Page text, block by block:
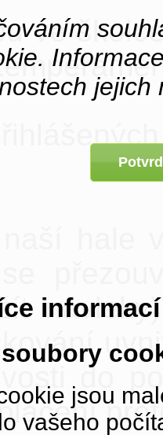
jejich
jsou
vašeho
ve
hale
do